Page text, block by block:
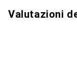
Valutazioni